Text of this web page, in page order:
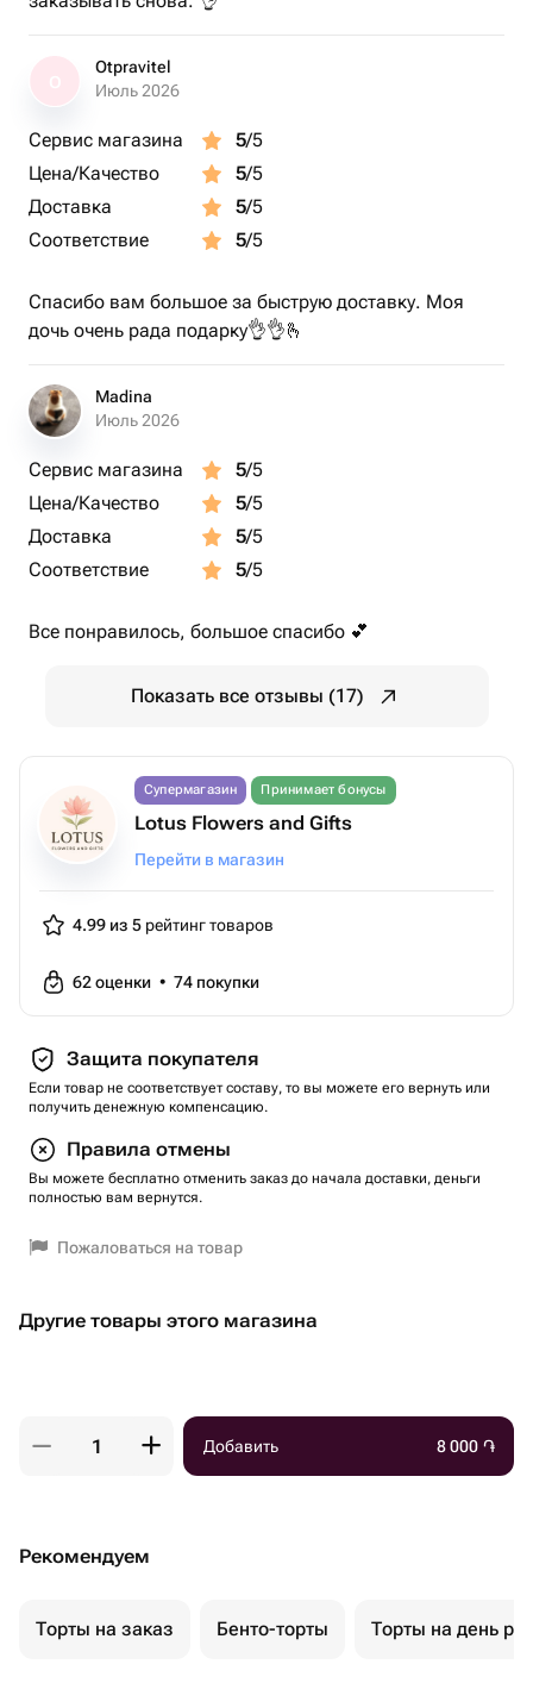
Otpravitel
Июль 2026
Сервис магазина 5/5
Цена/Качество
5/5
Доставка
5/5
Соответствие
5/5
Спасибо вам большое за быструю доставку. Моя
дочь очень рада подарку👌👌🫰
Madina
Июль 2026
Сервис магазина 5/5
Цена/Качество
5/5
Доставка
5/5
Соответствие
5/5
Все понравилось, большое спасибо 💕
Показать все отзывы (17)
Супермагазин Принимает бонусы
Lotus Flowers and Gifts
Перейти в магазин
4.99 из 5 рейтинг товаров
62оценки • 74 покупки
Защита покупателя
Если товар не соответствует составу, то вы можете его вернуть или
получить денежную компенсацию.
Правила отмены
Вы можете бесплатно отменить заказ до начала доставки, деньги
полностью вам вернутся.
Пожаловаться на товар
Другие товары этого магазина
Добавить 8 000 ֏
Рекомендуем
Торты на заказ Бенто-торты Торты на день